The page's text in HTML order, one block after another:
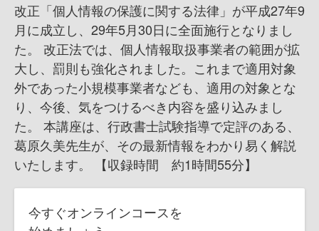
改正「個人情報の保護に関する法律」が平成27年9
月に成立し、29年5月30日に全面施行となりまし
た。 改正法では、個人情報取扱事業者の範囲が拡
大し、罰則も強化されました。これまで適用対象
外であった小規模事業者なども、適用の対象とな
り、今後、気をつけるべき内容を盛り込みまし
た。 本講座は、行政書士試験指導で定評のある、
葛原久美先生が、その最新情報をわかり易く解説
いたします。 【収録時間 約1時間55分】
今すぐオンラインコースを